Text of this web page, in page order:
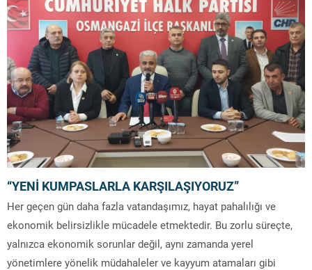
“YENİ KUMPASLARLA KARŞILAŞIYORUZ”
Her geçen gün daha fazla vatandaşımız, hayat pahalılığı ve
ekonomik belirsizlikle mücadele etmektedir. Bu zorlu süreçte,
yalnızca ekonomik sorunlar değil, aynı zamanda yerel
yönetimlere yönelik müdahaleler ve kayyum atamaları gibi